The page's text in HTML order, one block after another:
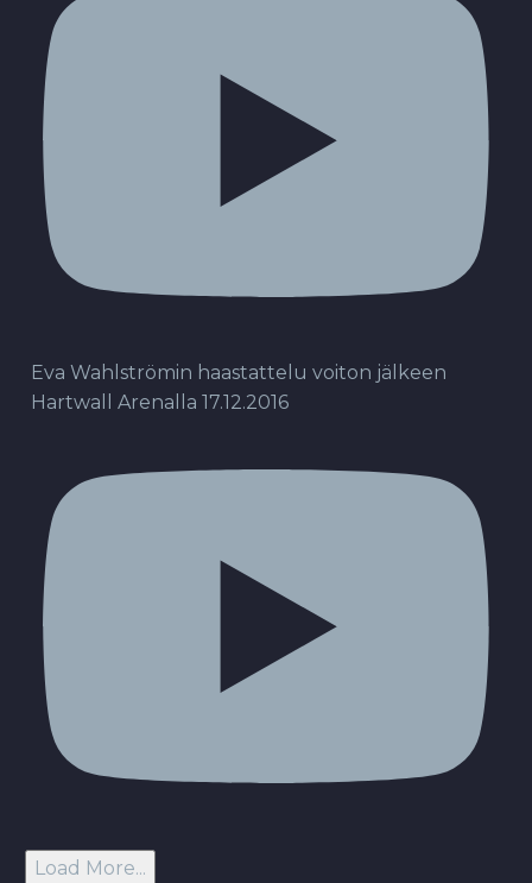
Eva Wahlströmin haastattelu voiton jälkeen
Hartwall Arenalla 17.12.2016
Load More...